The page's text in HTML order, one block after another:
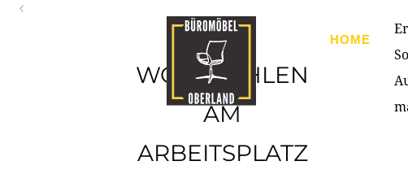
HOME
WOHLFÜHLEN
AM
ARBEITSPLATZ